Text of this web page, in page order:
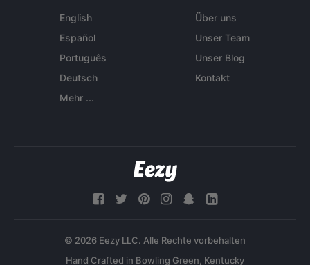
English
Español
Português
Deutsch
Mehr ...
Über uns
Unser Team
Unser Blog
Kontakt
© 2026 Eezy LLC. Alle Rechte vorbehalten